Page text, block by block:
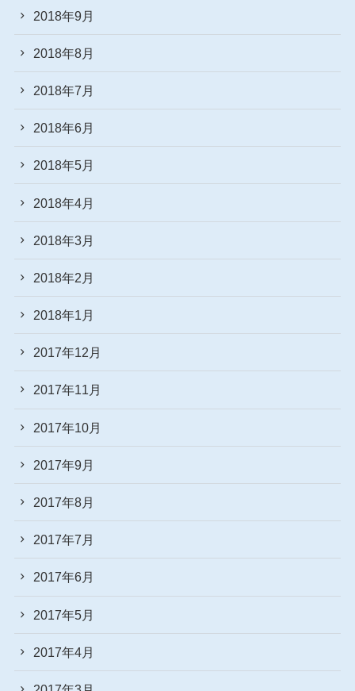
2018年9月
2018年8月
2018年7月
2018年6月
2018年5月
2018年4月
2018年3月
2018年2月
2018年1月
2017年12月
2017年11月
2017年10月
2017年9月
2017年8月
2017年7月
2017年6月
2017年5月
2017年4月